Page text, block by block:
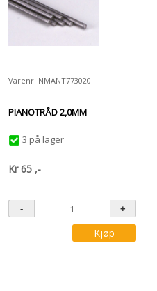
Varenr: NMANT773020
PIANOTRÅD 2,0MM
3 på lager
Kr65 ,-
Kjøp